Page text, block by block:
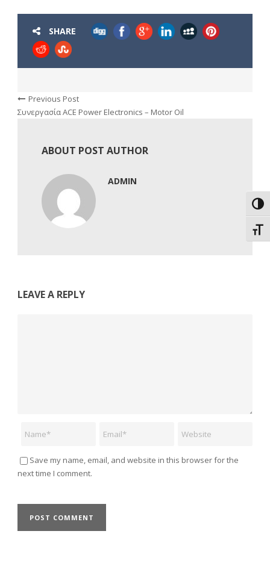
SHARE
Previous Post
Συνεργασία ACE Power Electronics – Motor Oil
ABOUT POST AUTHOR
ADMIN
LEAVE A REPLY
Save my name, email, and website in this browser for the
next time I comment.